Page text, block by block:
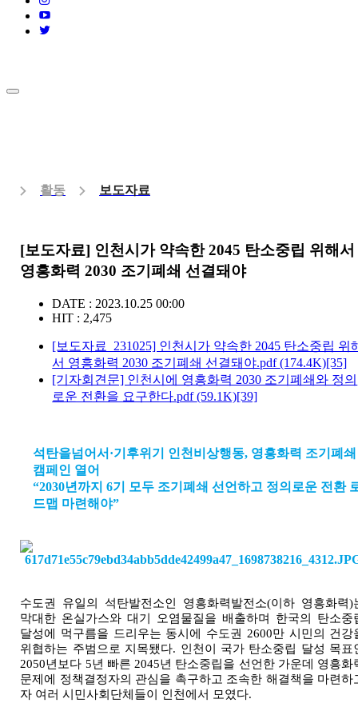
활동 보도자료
[보도자료] 인천시가 약속한 2045 탄소중립 위해서
영흥화력 2030 조기폐쇄 선결돼야
DATE : 2023.10.25 00:00
HIT : 2,475
[보도자료_231025] 인천시가 약속한 2045 탄소중립 위
서 영흥화력 2030 조기폐쇄 선결돼야.pdf(174.4K)[35]
[기자회견문] 인천시에 영흥화력 2030 조기폐쇄와 정의
로운 전환을 요구한다.pdf(59.1K)[39]
석탄을넘어서·기후위기 인천비상행동, 영흥화력 조기폐쇄
캠페인 열어
“2030년까지 6기 모두 조기폐쇄 선언하고 정의로운 전환
드맵 마련해야”
수도권 유일의 석탄발전소인 영흥화력발전소(이하 영흥화력)
막대한 온실가스와 대기 오염물질을 배출하며 한국의 탄소중
달성에 먹구름을 드리우는 동시에 수도권 2600만 시민의 건강
위협하는 주범으로 지목됐다. 인천이 국가 탄소중립 달성 목표
2050년보다 5년 빠른 2045년 탄소중립을 선언한 가운데 영흥화
문제에 정책결정자의 관심을 촉구하고 조속한 해결책을 마련하
자 여러 시민사회단체들이 인천에서 모였다.